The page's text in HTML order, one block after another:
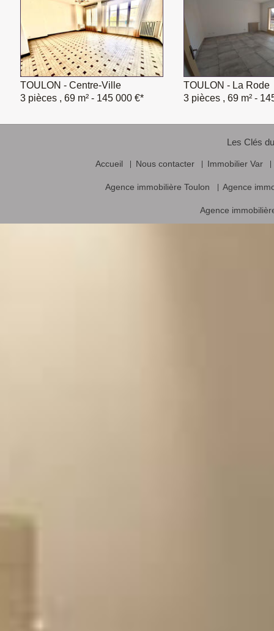
TOULON - Centre-Ville
3 pièces , 69 m² - 145 000 €*
TOULON - La Rode
3 pièces , 69 m² -
Les Clés
Accueil Nous contacter Immobilier Var
Agence immobilière Toulon Agence
Agence